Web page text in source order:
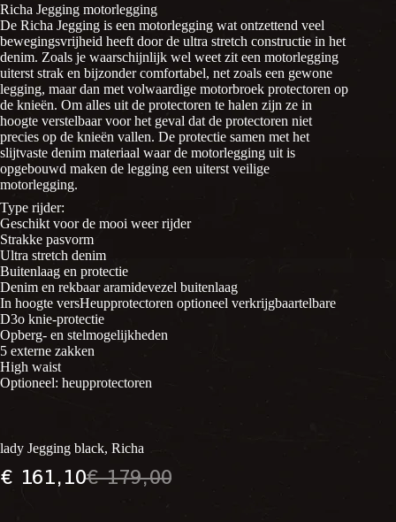
Richa Jegging motorlegging
De Richa Jegging is een motorlegging wat ontzettend veel
bewegingsvrijheid heeft door de ultra stretch constructie in het
denim. Zoals je waarschijnlijk wel weet zit een motorlegging
uiterst strak en bijzonder comfortabel, net zoals een gewone
legging, maar dan met volwaardige motorbroek protectoren op
de knieën. Om alles uit de protectoren te halen zijn ze in
hoogte verstelbaar voor het geval dat de protectoren niet
precies op de knieën vallen. De protectie samen met het
slijtvaste denim materiaal waar de motorlegging uit is
opgebouwd maken de legging een uiterst veilige
motorlegging.
Type rijder:
Geschikt voor de mooi weer rijder
Strakke pasvorm
Ultra stretch denim
Buitenlaag en protectie
Denim en rekbaar aramidevezel buitenlaag
In hoogte versHeupprotectoren optioneel verkrijgbaartelbare
D3o knie-protectie
Opberg- en stelmogelijkheden
5 externe zakken
High waist
Optioneel: heupprotectoren
lady Jegging black, Richa
€179,00
Oorspronkelijke
€161,10Huidige